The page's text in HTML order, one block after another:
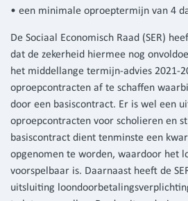
• een minimale oproeptermijn van 4
De Sociaal Economisch Raad (SER)
dat de zekerheid hiermee nog
het middellange termijn-advies 2021-
oproepcontracten af te schaffen
door een basiscontract. Er is wel een
oproepcontracten voor scholieren en
basiscontract dient tenminste een
opgenomen te worden, waardoor het
voorspelbaar is. Daarnaast heeft de
uitsluiting